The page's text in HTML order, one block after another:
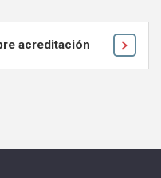
acreditación